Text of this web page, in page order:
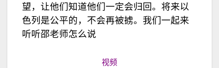
望，让他们知道他们一定会归回。将来以
色列是公平的，不会再被掳。我们一起来
听听邵老师怎么说
视频